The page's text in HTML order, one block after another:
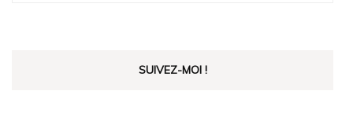
SUIVEZ-MOI !